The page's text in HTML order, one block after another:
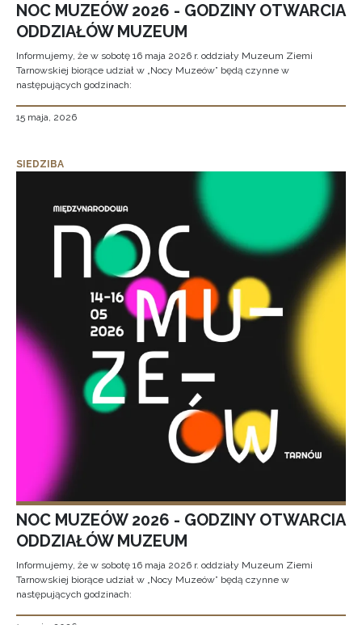
NOC MUZEÓW 2026 - GODZINY OTWARCIA
ODDZIAŁÓW MUZEUM
Informujemy, że w sobotę 16 maja 2026 r. oddziały Muzeum Ziemi
Tarnowskiej biorące udział w „Nocy Muzeów” będą czynne w
następujących godzinach:
15 maja, 2026
SIEDZIBA
NOC MUZEÓW 2026 - GODZINY OTWARCIA
ODDZIAŁÓW MUZEUM
Informujemy, że w sobotę 16 maja 2026 r. oddziały Muzeum Ziemi
Tarnowskiej biorące udział w „Nocy Muzeów” będą czynne w
następujących godzinach: